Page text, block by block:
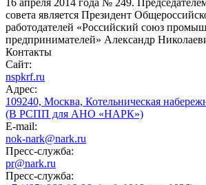
16 апреля 2014 года № 249.
совета является Президент
работодателей «Российский союз
предпринимателей» Александр
Контакты
Сайт:
nspkrf.ru
Адрес:
109240, Москва, Котельническая
(В РСПП для АНО «НАРК»)
E-mail:
nok-nark@nark.ru
Пресс-служба:
pr@nark.ru
Пресс-служба: